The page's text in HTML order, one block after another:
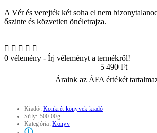
A Vér és verejték két soha el nem
őszinte és közvetlen önéletrajza.
0 vélemény - Írj véleményt a termékről!
5 490 Ft
Áraink az ÁFA értékét
Kiadó:Konkrét könyvek kiadó
Súly: 500.00g
Kategória:Könyv